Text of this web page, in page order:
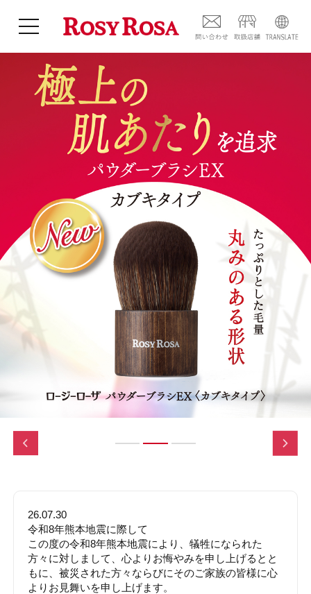
Previous Next
26.07.30
令和8年熊本地震に際して
この度の令和8年熊本地震により、犠牲になられた
方々に対しまして、心よりお悔やみを申し上げるとと
もに、被災された方々ならびにそのご家族の皆様に心
よりお見舞いを申し上げます。